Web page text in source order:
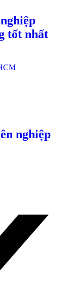
tốt nhất
nghiệp